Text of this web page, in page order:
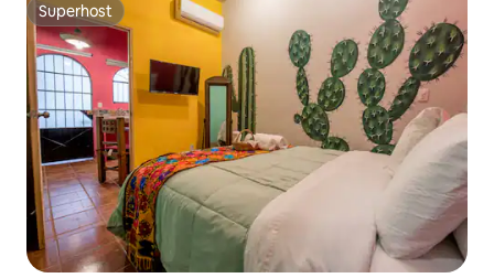
Superhost
Superhost